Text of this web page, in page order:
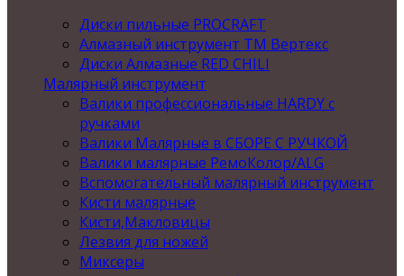
Диски пильные PROCRAFT
Алмазный инструмент ТМ Вертекс
Диски Алмазные RED CHILI
Малярный инструмент
Валики профессиональные HARDY с
ручками
Валики Малярные в СБОРЕ С РУЧКОЙ
Валики малярные РемоКолор/ALG
Вспомогательный малярный инструмент
Кисти малярные
Кисти,Макловицы
Лезвия для ножей
Миксеры